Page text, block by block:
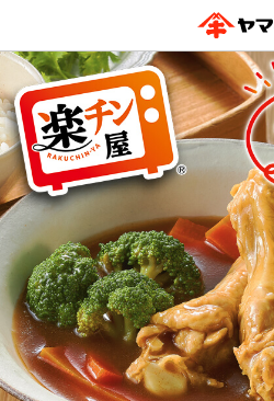
商品情報
ブランド一覧
ヤマキ『めんつゆ』
レシピ
おいしいレシピを探す
おいしいレシピトップ
主食レシピ
かつお節・だしを楽しむ
かつお節・だしを知る
だしの取り方
CM・キャンペーン
CM企業・採用情報